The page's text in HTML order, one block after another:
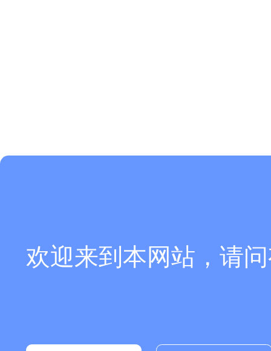
欢迎来到本网站，请